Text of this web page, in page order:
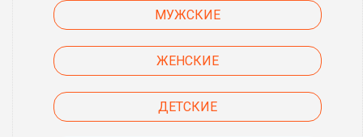
МУЖСКИЕ
ЖЕНСКИЕ
ДЕТСКИЕ